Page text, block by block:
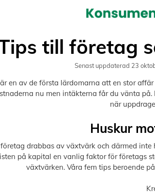
till företag
Senast uppdaterad 23
en av de första lärdomarna att en stor
nu men intäkterna får du vänta
när
Huskur
drabbas av växtvärk och därmed
på kapital en vanlig faktor för företags
växtvärken. Våra fem tips beroende